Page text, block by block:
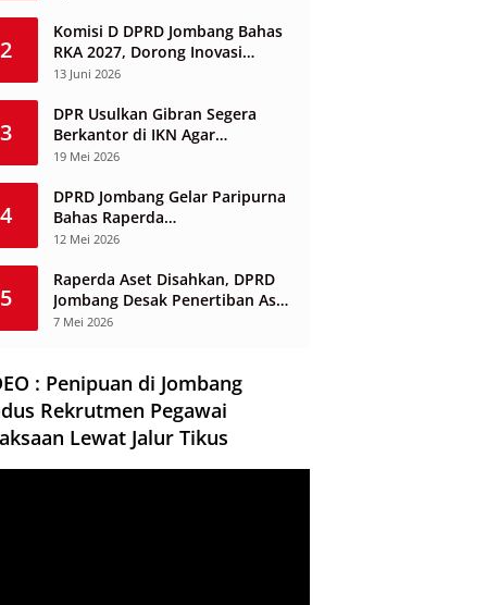
2
Komisi D DPRD Jombang Bahas
RKA 2027, Dorong Inovasi
Layanan Ketenagakerjaan
13 Juni 2026
3
DPR Usulkan Gibran Segera
Berkantor di IKN Agar
Infrastruktur Tak Mangkrak dan
19 Mei 2026
4
DPRD Jombang Gelar Paripurna
Bahas Raperda
Penyelenggaraan Jasa
12 Mei 2026
5
Raperda Aset Disahkan, DPRD
Jombang Desak Penertiban Aset
Dikuasai Pihak Ketiga
7 Mei 2026
: Penipuan di Jombang
Rekrutmen Pegawai
Lewat Jalur Tikus